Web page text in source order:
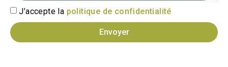
J’accepte la politique de confidentialité
Envoyer